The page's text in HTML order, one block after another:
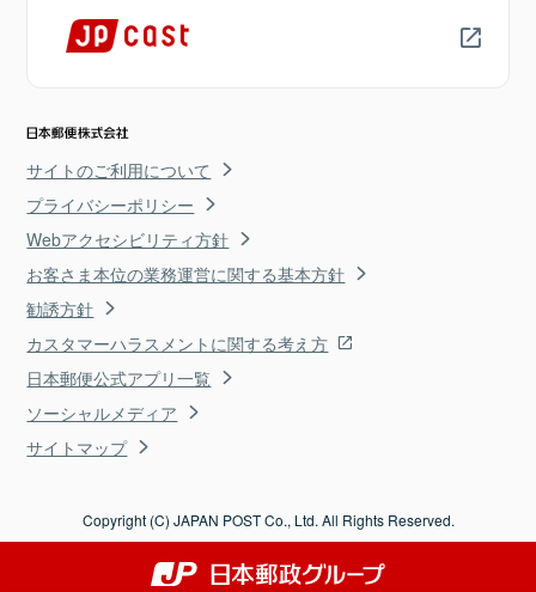
サイトのご利用について
プライバシーポリシー
Webアクセシビリティ方針
お客さま本位の業務運営に関する基本方針
勧誘方針
カスタマーハラスメントに関する考え方
日本郵便公式アプリ一覧
ソーシャルメディア
サイトマップ
Copyright (C) JAPAN POST Co., Ltd. All Rights Reserved.